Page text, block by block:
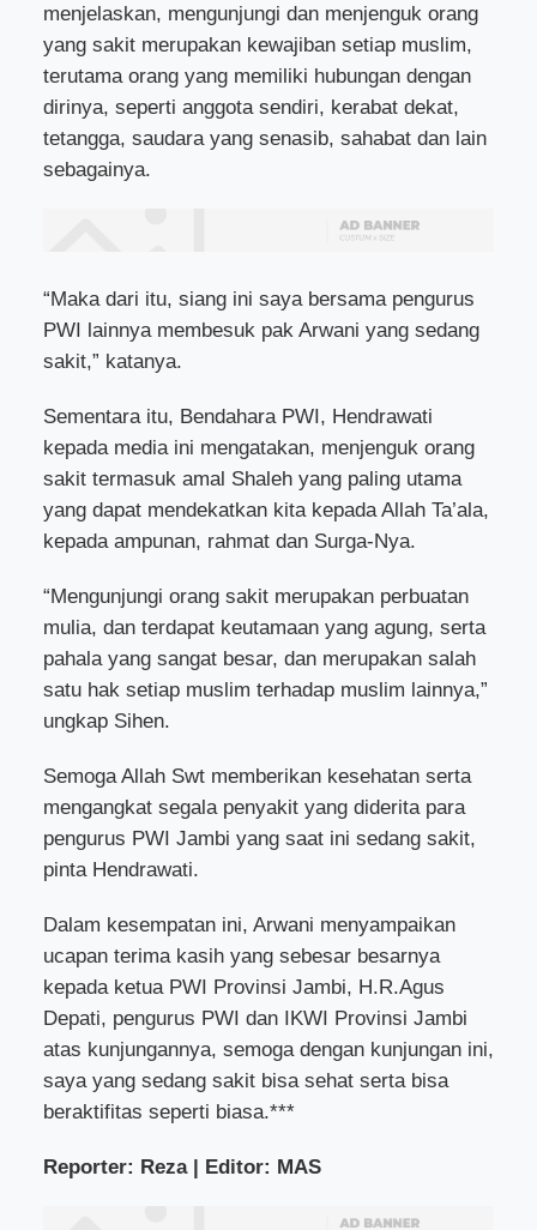
menjelaskan, mengunjungi dan menjenguk orang
yang sakit merupakan kewajiban setiap muslim,
terutama orang yang memiliki hubungan dengan
dirinya, seperti anggota sendiri, kerabat dekat,
tetangga, saudara yang senasib, sahabat dan lain
sebagainya.
“Maka dari itu, siang ini saya bersama pengurus
PWI lainnya membesuk pak Arwani yang sedang
sakit,” katanya.
Sementara itu, Bendahara PWI, Hendrawati
kepada media ini mengatakan, menjenguk orang
sakit termasuk amal Shaleh yang paling utama
yang dapat mendekatkan kita kepada Allah Ta’ala,
kepada ampunan, rahmat dan Surga-Nya.
“Mengunjungi orang sakit merupakan perbuatan
mulia, dan terdapat keutamaan yang agung, serta
pahala yang sangat besar, dan merupakan salah
satu hak setiap muslim terhadap muslim lainnya,”
ungkap Sihen.
Semoga Allah Swt memberikan kesehatan serta
mengangkat segala penyakit yang diderita para
pengurus PWI Jambi yang saat ini sedang sakit,
pinta Hendrawati.
Dalam kesempatan ini, Arwani menyampaikan
ucapan terima kasih yang sebesar besarnya
kepada ketua PWI Provinsi Jambi, H.R.Agus
Depati, pengurus PWI dan IKWI Provinsi Jambi
atas kunjungannya, semoga dengan kunjungan ini,
saya yang sedang sakit bisa sehat serta bisa
beraktifitas seperti biasa.***
Reporter: Reza | Editor: MAS